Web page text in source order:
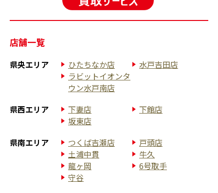
店舗一覧
県央エリア ひたちなか店
水戸吉田店
ラビットイオンタ
ウン水戸南店
県西エリア
下妻店
下館店
坂東店
県南エリア
つくば吉瀬店
戸頭店
土浦中貫
牛久
龍ヶ岡
6号取手
守谷